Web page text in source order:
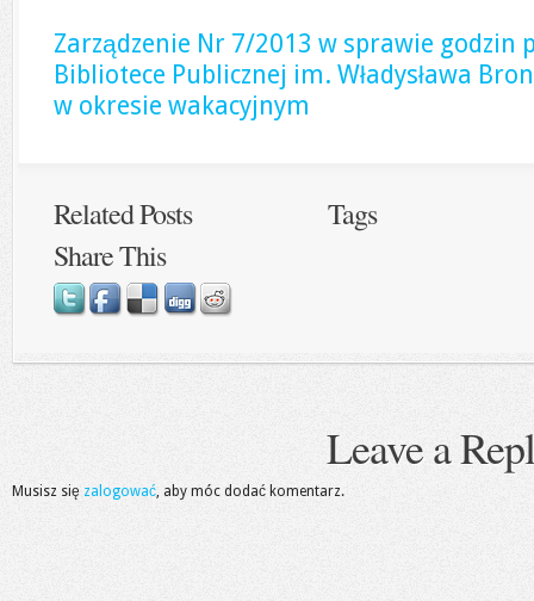
Zarządzenie Nr 7/2013 w sprawie godzin
Bibliotece Publicznej im. Władysława
w okresie wakacyjnym
Related Posts
Tags
Share This
Leave a
Musisz się zalogować, aby móc dodać komentarz.